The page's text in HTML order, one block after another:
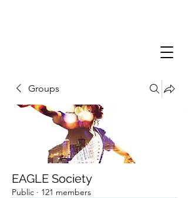
Groups
EAGLE Society
Public · 121 members